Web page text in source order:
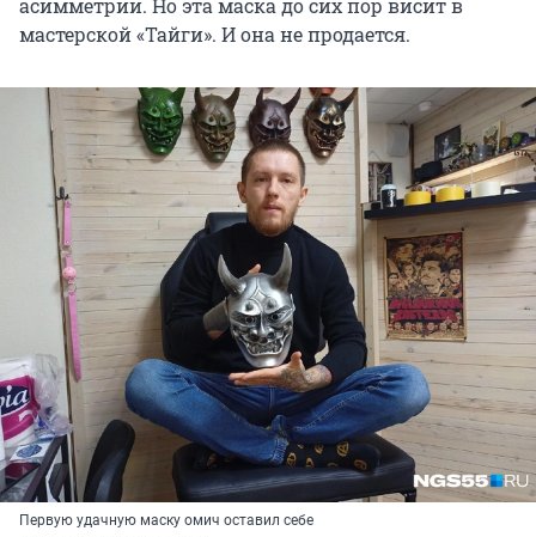
асимметрии. Но эта маска до сих пор висит в
мастерской «Тайги». И она не продается.
Первую удачную маску омич оставил себе